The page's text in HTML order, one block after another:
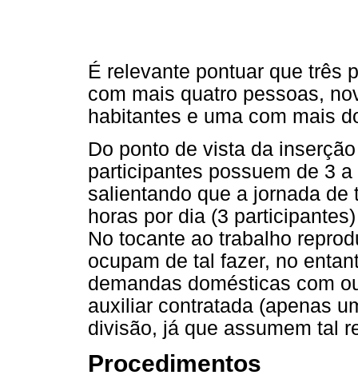
É relevante pontuar que três
com mais quatro pessoas,
habitantes e uma com mais
Do ponto de vista da
participantes possuem de 3
salientando que a jornada
horas por dia (3
No tocante ao trabalho
ocupam de tal fazer, no
demandas domésticas com
auxiliar contratada (apenas
divisão, já que assumem tal
Procedimentos